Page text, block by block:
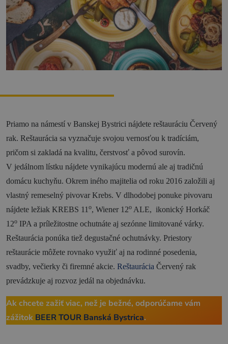
Gastronómia
Ubytovanie
TOP zážitky
Zážitky na Strednom Slovensku
MÚZPAS = 8 kultúrnych zážitkov s 1 pasom
Riders Park Donovaly
Novinky a podujatia
Novinky
Kalendár podujatí
Blog
OOCR
Členovia
Kontakt
Zverejnené dokumenty
Priamo na námestí v Banskej Bystrici nájdete reštauráciu Červený
rak. Reštaurácia sa vyznačuje svojou vernosťou k tradíciám,
pričom si zakladá na kvalitu, čerstvosť a pôvod surovín.
V jedálnom lístku nájdete vynikajúcu modernú ale aj tradičnú
domácu kuchyňu. Okrem iného majitelia od roku 2016 založili aj
vlastný remeselný pivovar Krebs. V dlhodobej ponuke pivovaru
nájdete ležiak KREBS 11 o, Wiener 12o ALE, ikonický Horkáč
12o IPA a príležitostne ochutnáte aj sezónne limitované várky.
Reštaurácia ponúka tiež degustačné ochutnávky. Priestory
reštaurácie môžete rovnako využiť aj na rodinné posedenia,
svadby, večierky či firemné akcie. Reštaurácia Červený rak
prevádzkuje aj rozvoz jedál na objednávku.
Ak chcete zažiť viac, než je bežné, odporúčame vám
zážitok BEER TOUR Banská Bystrica.